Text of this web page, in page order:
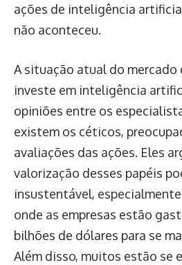
ações de inteligência
não aconteceu.
A situação atual do mercado
investe em inteligência
opiniões entre os
existem os céticos,
avaliações das ações. Eles
valorização desses papéis
insustentável,
onde as empresas estão
bilhões de dólares para se
Além disso, muitos estão se